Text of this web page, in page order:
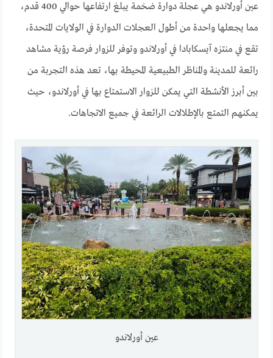
عين أورلاندو هي عجلة دوارة ضخمة يبلغ ارتفاعها حوالي 400 قدم،
مما يجعلها واحدة من أطول العجلات الدوارة في الولايات المتحدة،
تقع في منتزه آيسكابادا في أورلاندو وتوفر للزوار فرصة رؤية مشاهد
رائعة للمدينة والمناظر الطبيعية المحيطة بها، تعد هذه التجربة من
بين أبرز الأنشطة التي يمكن للزوار الاستمتاع بها في أورلاندو، حيث
يمكنهم التمتع بالإطلالات الرائعة في جميع الاتجاهات.
عين أورلاندو